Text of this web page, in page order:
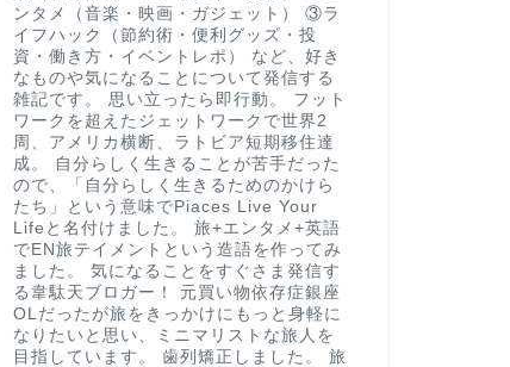
ンタメ（音楽・映画・ガジェット） ③ラ
イフハック（節約術・便利グッズ・投
資・働き方・イベントレポ） など、好き
なものや気になることについて発信する
雑記です。 思い立ったら即行動。 フット
ワークを超えたジェットワークで世界2
周、アメリカ横断、ラトビア短期移住達
成。 自分らしく生きることが苦手だった
ので、「自分らしく生きるためのかけら
たち」という意味でPiaces Live Your
Lifeと名付けました。 旅+エンタメ+英語
でEN旅テイメントという造語を作ってみ
ました。 気になることをすぐさま発信す
る韋駄天ブロガー！ 元買い物依存症銀座
OLだったが旅をきっかけにもっと身軽に
なりたいと思い、ミニマリストな旅人を
目指しています。 歯列矯正しました。 旅